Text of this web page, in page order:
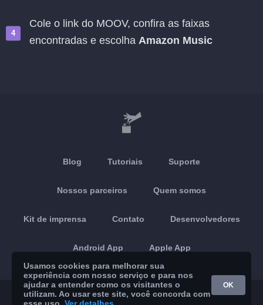
Cole o link do MOOV, confira as faixas
encontradas e escolha Amazon Music
Blog Tutoriais Suporte
Nossos parceiros Quem somos
Kit de imprensa Contato Desenvolvedores
Android App Apple App
© 2026 Brickoft Privacidade Status do serviço
Usamos cookies para melhorar sua
experiência com nosso serviço e para nos
ajudar a entender como os visitantes o
utilizam. Ao usar este site, você concorda com
OK